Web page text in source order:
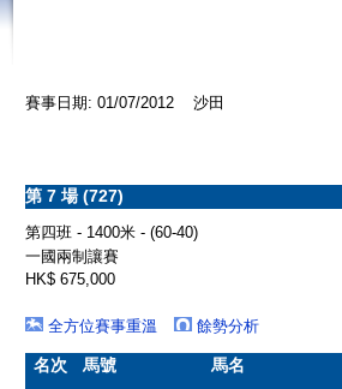
賽事日期: 01/07/2012 沙田
第 7 場 (727)
第四班 - 1400米 - (60-40)
一國兩制讓賽
HK$ 675,000
全方位賽事重溫
餘勢分析
名次 馬號 馬名